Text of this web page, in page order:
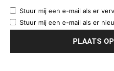
Stuur mij een e-mail als er
Stuur mij een e-mail als er